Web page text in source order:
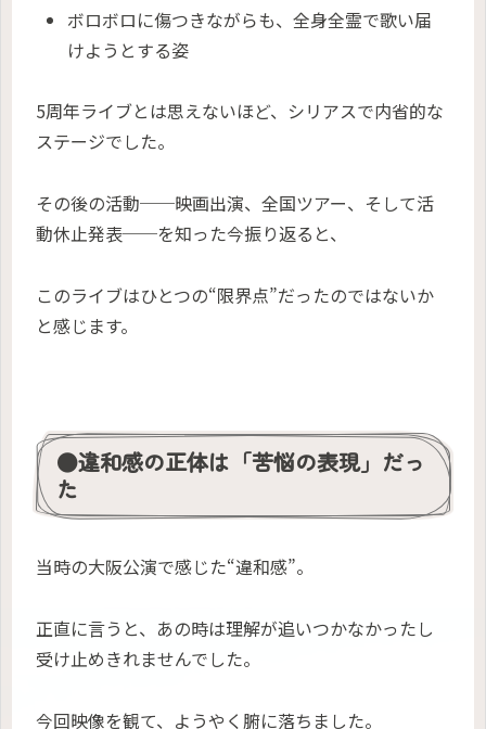
ボロボロに傷つきながらも、全身全霊で歌い届
けようとする姿
5周年ライブとは思えないほど、シリアスで内省的な
ステージでした。
その後の活動──映画出演、全国ツアー、そして活
動休止発表──を知った今振り返ると、
このライブはひとつの“限界点”だったのではないか
と感じます。
●違和感の正体は「苦悩の表現」だっ
た
当時の大阪公演で感じた“違和感”。
正直に言うと、あの時は理解が追いつかなかったし
受け止めきれませんでした。
今回映像を観て、ようやく腑に落ちました。